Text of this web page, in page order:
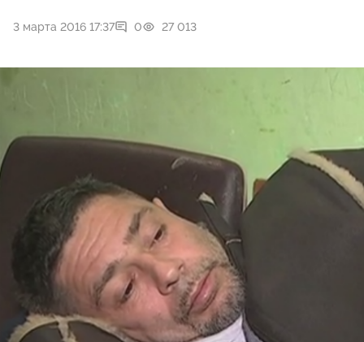
3 марта 2016 17:37 0 27 013